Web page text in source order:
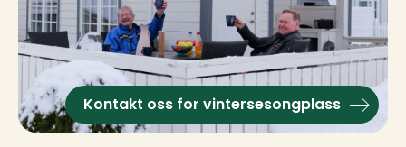
Kontakt oss for vintersesongplass